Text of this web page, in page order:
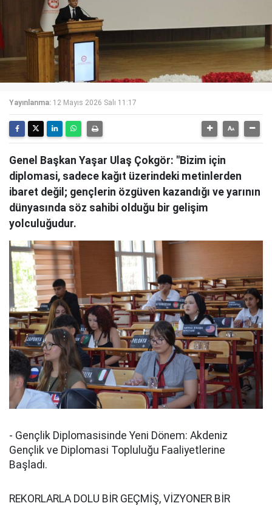
Yayınlanma: 12 Mayıs 2026 Salı 11:17
Genel Başkan Yaşar Ulaş Çokgör: "Bizim için
diplomasi, sadece kağıt üzerindeki metinlerden
ibaret değil; gençlerin özgüven kazandığı ve yarının
dünyasında söz sahibi olduğu bir gelişim
yolculuğudur.
- Gençlik Diplomasisinde Yeni Dönem: Akdeniz
Gençlik ve Diplomasi Topluluğu Faaliyetlerine
Başladı.
REKORLARLA DOLU BİR GEÇMİŞ, VİZYONER BİR